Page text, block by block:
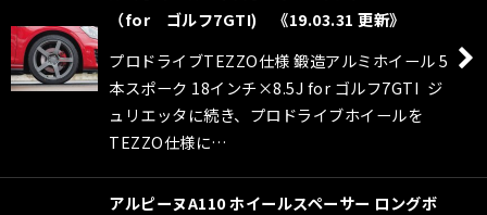
（for ゴルフ7GTI) 《19.03.31 更新》
プロドライブTEZZO仕様 鍛造アルミホイール 5
本スポーク 18インチ×8.5J for ゴルフ7GTI ジ
ュリエッタに続き、プロドライブホイールを
TEZZO仕様に…
アルピーヌA110 ホイールスペーサー ロングボ